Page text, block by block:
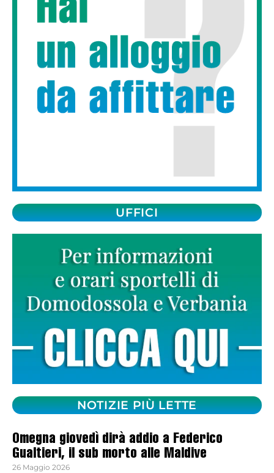
UFFICI
NOTIZIE PIÙ LETTE
Omegna giovedì dirà addio a Federico
Gualtieri, il sub morto alle Maldive
26 Maggio 2026